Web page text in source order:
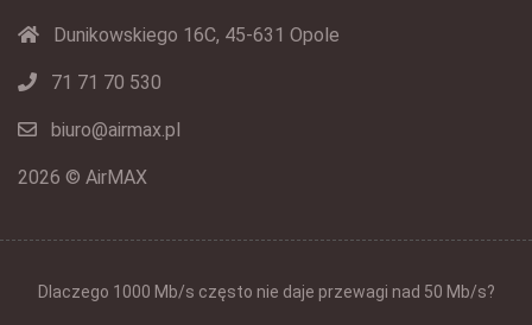
Dunikowskiego 16C, 45-631 Opole
71 71 70 530
biuro@airmax.pl
2026 © AirMAX
Dlaczego 1000 Mb/s często nie daje przewagi nad 50 Mb/s?